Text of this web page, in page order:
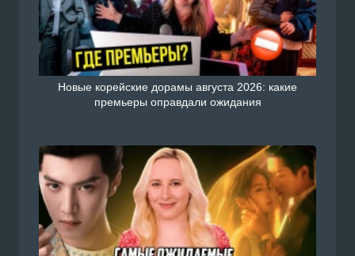
Новые корейские дорамы августа 2026: какие
премьеры оправдали ожидания